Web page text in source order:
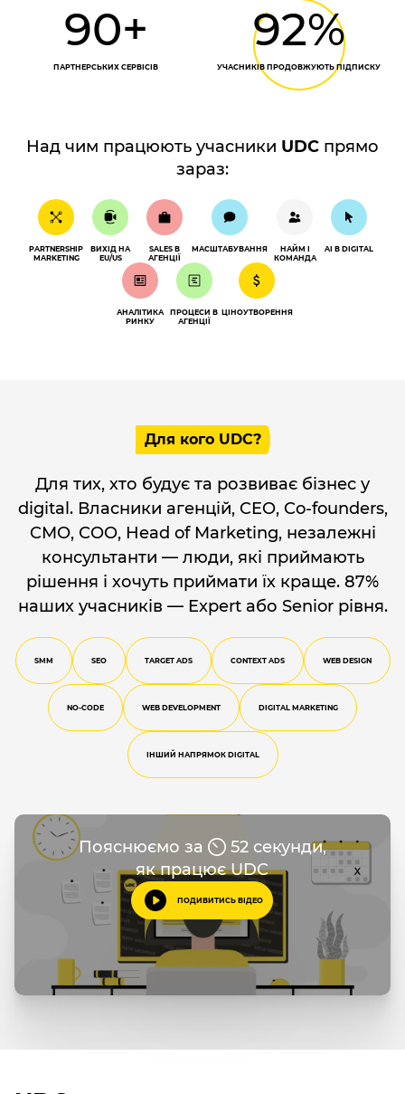
90+
ПАРТНЕРСЬКИХ СЕРВІСІВ
92%
УЧАСНИКІВ ПРОДОВЖУЮТЬ ПІДПИСКУ
Над чим працюють учасники UDC прямо
зараз:
PARTNERSHIP
MARKETING
ВИХІД НА
EU/US
SALES В
АГЕНЦІЇ
МАСШТАБУВАННЯ
НАЙМ І
КОМАНДА
AI В DIGITAL
АНАЛІТИКА
РИНКУ
ПРОЦЕСИ В
АГЕНЦІЇ
ЦІНОУТВОРЕННЯ
Для кого UDC?
Для тих, хто будує та розвиває бізнес у
digital. Власники агенцій, CEO, Co-founders,
CMO, СOO, Head of Marketing, незалежні
консультанти — люди, які приймають
рішення і хочуть приймати їх краще. 87%
наших учасників — Expert або Senior рівня.
SMM SEO TARGET ADS CONTEXT ADS WEB DESIGN
NO-CODE WEB DEVELOPMENT DIGITAL MARKETING
ІНШИЙ НАПРЯМОК DIGITAL
Пояснюємо за
52 секунди,
як працює UDC
ПОДИВИТИСЬ ВІДЕО